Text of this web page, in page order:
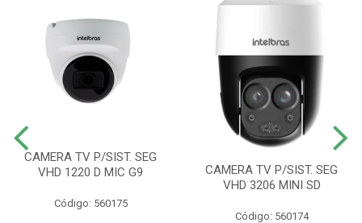
CAMERA TV P/SIST. SEG
VHD 1220 D MIC G9
Código: 560175
CAMERA TV P/SIST. SEG
VHD 3206 MINI SD
Código: 560174